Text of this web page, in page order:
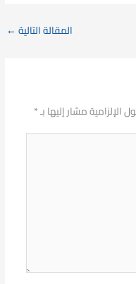
المقالة التالية←
الإلزامية مشار إليها بـ*